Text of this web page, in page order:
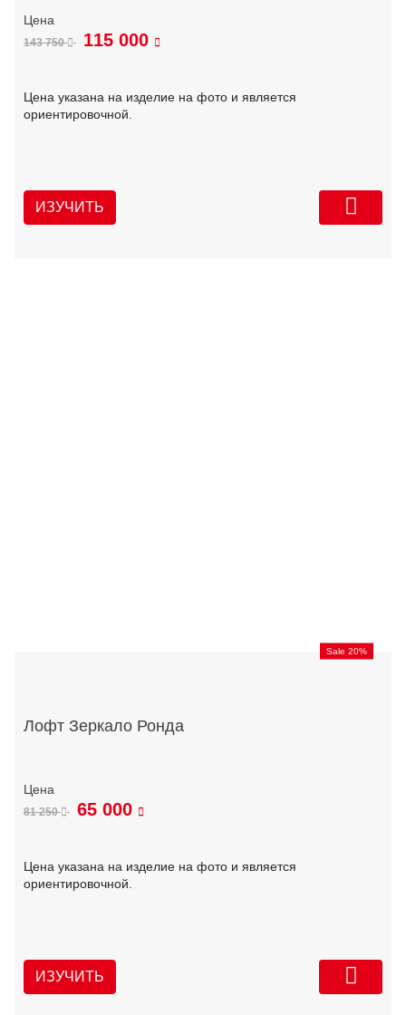
143 750 115 000
Цена указана на изделие на фото и является
ориентировочной.
ИЗУЧИТЬ
Sale 20%
Лофт Зеркало Ронда
81 250 65 000
Цена указана на изделие на фото и является
ориентировочной.
ИЗУЧИТЬ